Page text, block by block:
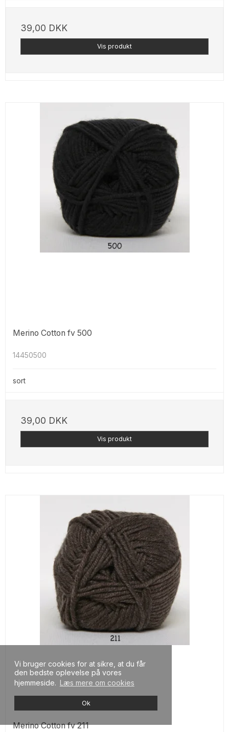
Vi bruger cookies for at sikre, at du får
den bedste oplevelse på vores
hjemmeside. Læs mere om cookies
Ok
39,00 DKK
Vis produkt
Merino Cotton fv 500
14450500
sort
39,00 DKK
Vis produkt
Merino Cotton fv 211